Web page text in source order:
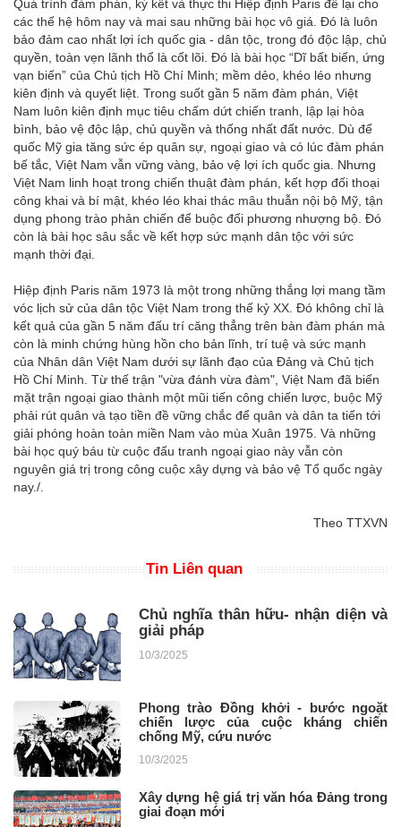
Quá trình đàm phán, ký kết và thực thi Hiệp định Paris để lại cho
các thế hệ hôm nay và mai sau những bài học vô giá. Đó là luôn
bảo đảm cao nhất lợi ích quốc gia - dân tộc, trong đó độc lập, chủ
quyền, toàn vẹn lãnh thổ là cốt lõi. Đó là bài học “Dĩ bất biến, ứng
vạn biến” của Chủ tịch Hồ Chí Minh; mềm dẻo, khéo léo nhưng
kiên định và quyết liệt. Trong suốt gần 5 năm đàm phán, Việt
Nam luôn kiên định mục tiêu chấm dứt chiến tranh, lập lại hòa
bình, bảo vệ độc lập, chủ quyền và thống nhất đất nước. Dù đế
quốc Mỹ gia tăng sức ép quân sự, ngoại giao và có lúc đàm phán
bế tắc, Việt Nam vẫn vững vàng, bảo vệ lợi ích quốc gia. Nhưng
Việt Nam linh hoạt trong chiến thuật đàm phán, kết hợp đối thoại
công khai và bí mật, khéo léo khai thác mâu thuẫn nội bộ Mỹ, tận
dụng phong trào phản chiến để buộc đối phương nhượng bộ. Đó
còn là bài học sâu sắc về kết hợp sức mạnh dân tộc với sức
mạnh thời đại.
Hiệp định Paris năm 1973 là một trong những thắng lợi mang tầm
vóc lịch sử của dân tộc Việt Nam trong thế kỷ XX. Đó không chỉ là
kết quả của gần 5 năm đấu trí căng thẳng trên bàn đàm phán mà
còn là minh chứng hùng hồn cho bản lĩnh, trí tuệ và sức mạnh
của Nhân dân Việt Nam dưới sự lãnh đạo của Đảng và Chủ tịch
Hồ Chí Minh. Từ thế trận "vừa đánh vừa đàm", Việt Nam đã biến
mặt trận ngoại giao thành một mũi tiến công chiến lược, buộc Mỹ
phải rút quân và tạo tiền đề vững chắc để quân và dân ta tiến tới
giải phóng hoàn toàn miền Nam vào mùa Xuân 1975. Và những
bài học quý báu từ cuộc đấu tranh ngoại giao này vẫn còn
nguyên giá trị trong công cuộc xây dựng và bảo vệ Tổ quốc ngày
nay./.
Theo TTXVN
Tin Liên quan
Chủ nghĩa thân hữu- nhận diện và
giải pháp
10/3/2025
Phong trào Đồng khởi - bước ngoặt
chiến lược của cuộc kháng chiến
chống Mỹ, cứu nước
10/3/2025
Xây dựng hệ giá trị văn hóa Đảng trong
giai đoạn mới